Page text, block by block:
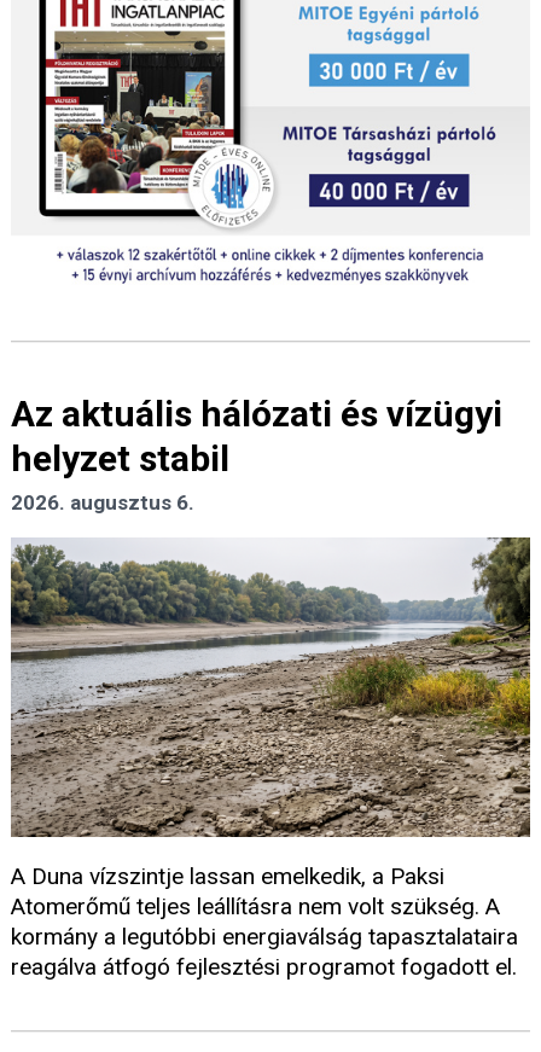
Az aktuális hálózati és vízügyi
helyzet stabil
2026. augusztus 6.
A Duna vízszintje lassan emelkedik, a Paksi
Atomerőmű teljes leállításra nem volt szükség. A
kormány a legutóbbi energiaválság tapasztalataira
reagálva átfogó fejlesztési programot fogadott el.